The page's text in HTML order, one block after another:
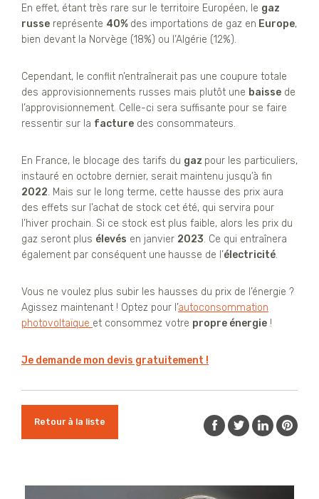
En effet, étant très rare sur le territoire Européen, le gaz
russe représente 40% des importations de gaz en Europe,
bien devant la Norvège (18%) ou l’Algérie (12%).
Cependant, le conflit n’entraînerait pas une coupure totale
des approvisionnements russes mais plutôt une baisse de
l’approvisionnement. Celle-ci sera suffisante pour se faire
ressentir sur la facture des consommateurs.
En France, le blocage des tarifs du gaz pour les particuliers,
instauré en octobre dernier, serait maintenu jusqu’à fin
2022. Mais sur le long terme, cette hausse des prix aura
des effets sur l’achat de stock cet été, qui servira pour
l’hiver prochain. Si ce stock est plus faible, alors les prix du
gaz seront plus élevés en janvier 2023. Ce qui entraînera
également par conséquent une hausse de l’électricité.
Vous ne voulez plus subir les hausses du prix de l’énergie ?
Agissez maintenant ! Optez pour l’autoconsommation
photovoltaïque et consommez votre propre énergie !
Je demande mon devis gratuitement !
Retour à la liste